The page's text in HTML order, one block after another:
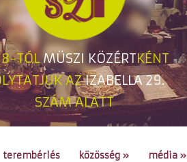
TÓLMÜSZI KÖZÉRTKÉNT
AZIZABELLA 29.
SZÁM ALATT
terembérlés közösség » média »